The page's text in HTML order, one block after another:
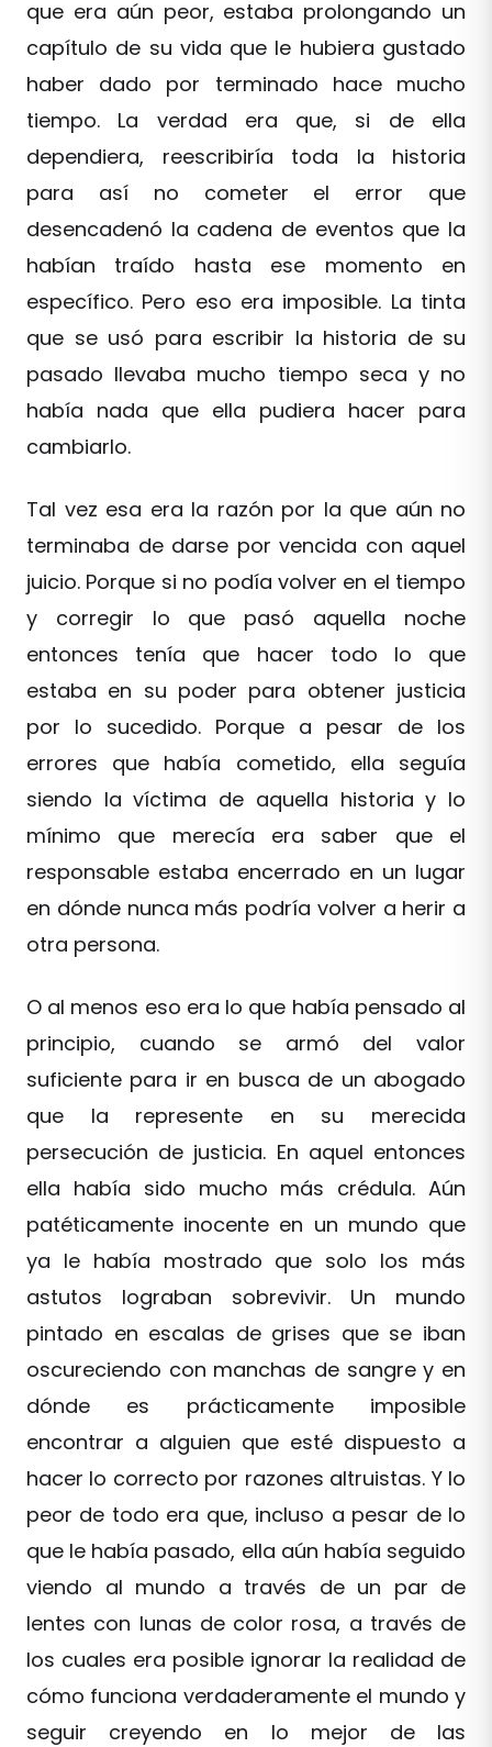
que era aún peor, estaba prolongando un
capítulo de su vida que le hubiera gustado
haber dado por terminado hace mucho
tiempo. La verdad era que, si de ella
dependiera, reescribiría toda la historia
para así no cometer el error que
desencadenó la cadena de eventos que la
habían traído hasta ese momento en
específico. Pero eso era imposible. La tinta
que se usó para escribir la historia de su
pasado llevaba mucho tiempo seca y no
había nada que ella pudiera hacer para
cambiarlo.
Tal vez esa era la razón por la que aún no
terminaba de darse por vencida con aquel
juicio. Porque si no podía volver en el tiempo
y corregir lo que pasó aquella noche
entonces tenía que hacer todo lo que
estaba en su poder para obtener justicia
por lo sucedido. Porque a pesar de los
errores que había cometido, ella seguía
siendo la víctima de aquella historia y lo
mínimo que merecía era saber que el
responsable estaba encerrado en un lugar
en dónde nunca más podría volver a herir a
otra persona.
O al menos eso era lo que había pensado al
principio, cuando se armó del valor
suficiente para ir en busca de un abogado
que la represente en su merecida
persecución de justicia. En aquel entonces
ella había sido mucho más crédula. Aún
patéticamente inocente en un mundo que
ya le había mostrado que solo los más
astutos lograban sobrevivir. Un mundo
pintado en escalas de grises que se iban
oscureciendo con manchas de sangre y en
dónde es prácticamente imposible
encontrar a alguien que esté dispuesto a
hacer lo correcto por razones altruistas. Y lo
peor de todo era que, incluso a pesar de lo
que le había pasado, ella aún había seguido
viendo al mundo a través de un par de
lentes con lunas de color rosa, a través de
los cuales era posible ignorar la realidad de
cómo funciona verdaderamente el mundo y
seguir creyendo en lo mejor de las